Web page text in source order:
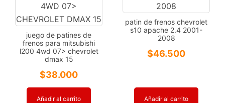
juego de patines de
frenos para mitsubishi
l200 4wd 07> chevrolet
dmax 15
$38.000
Añadir al carrito
patin de frenos chevrolet
s10 apache 2.4 2001-
2008
$46.500
Añadir al carrito